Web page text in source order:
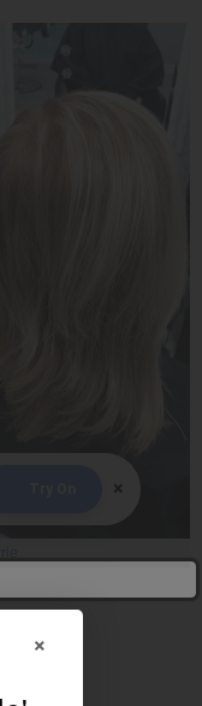
×
×